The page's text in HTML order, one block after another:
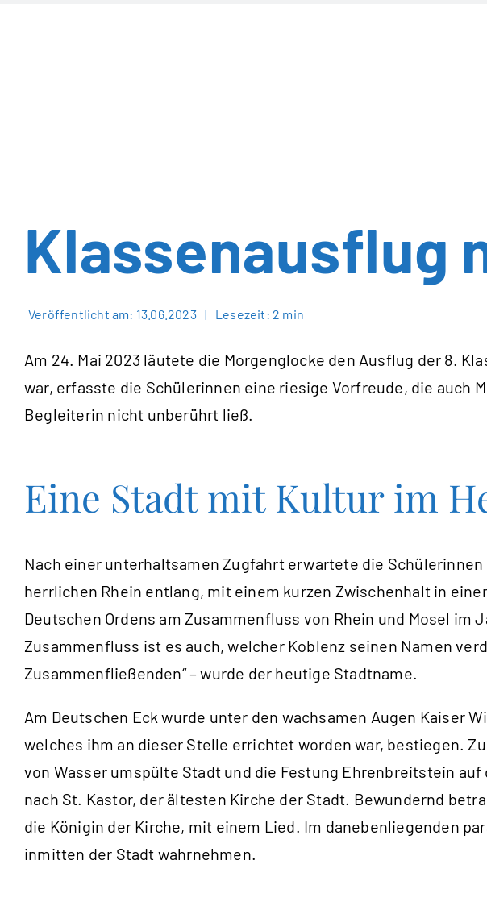
Klassenausflug
Veröffentlicht am: 13.06.2023 | Lesezeit: 2 min
Am 24. Mai 2023 läutete die Morgenglocke den Ausflug der 8.
war, erfasste die Schülerinnen eine riesige Vorfreude, die auch
Begleiterin nicht unberührt ließ.
Eine Stadt mit Kultur im
Nach einer unterhaltsamen Zugfahrt erwartete die
herrlichen Rhein entlang, mit einem kurzen Zwischenhalt in
Deutschen Ordens am Zusammenfluss von Rhein und Mosel
Zusammenfluss ist es auch, welcher Koblenz seinen Namen
Zusammenfließenden“ – wurde der heutige Stadtname.
Am Deutschen Eck wurde unter den wachsamen Augen Kaiser
welches ihm an dieser Stelle errichtet worden war, bestiegen.
von Wasser umspülte Stadt und die Festung Ehrenbreitstein
nach St. Kastor, der ältesten Kirche der Stadt. Bewundernd
die Königin der Kirche, mit einem Lied. Im danebenliegenden
inmitten der Stadt wahrnehmen.